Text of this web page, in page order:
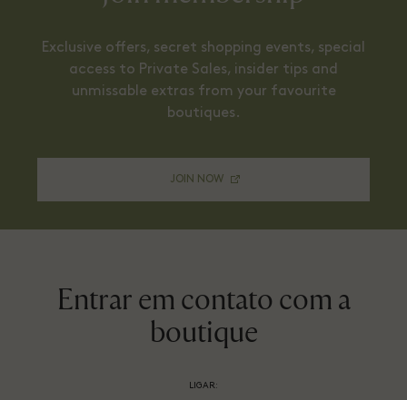
Exclusive offers, secret shopping events, special
access to Private Sales, insider tips and
unmissable extras from your favourite
boutiques.
JOIN NOW
Entrar em contato com a
boutique
LIGAR: